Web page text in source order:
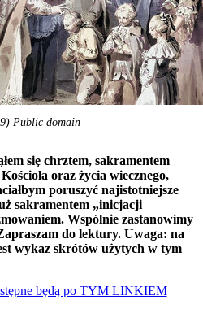
Public domain
się chrztem, sakramentem
oraz życia wiecznego,
poruszyć najistotniejsze
sakramentem „inicjacji
Wspólnie zastanowimy
do lektury. Uwaga: na
wykaz skrótów użytych w tym
będą po TYM LINKIEM